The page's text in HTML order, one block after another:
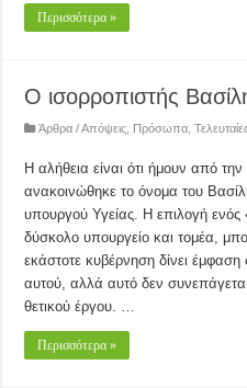
Περισσότερα »
Ο ισορροπιστής
Άρθρα / Απόψεις Πρόσωπα ,
Η αλήθεια είναι ότι ήμουν από
ανακοινώθηκε το όνομα του
υπουργού Υγείας. Η επιλογή ενός
δύσκολο υπουργείο και τομέα,
εκάστοτε κυβέρνηση δίνει
αυτού, αλλά αυτό δεν
θετικού έργου. …
Περισσότερα »